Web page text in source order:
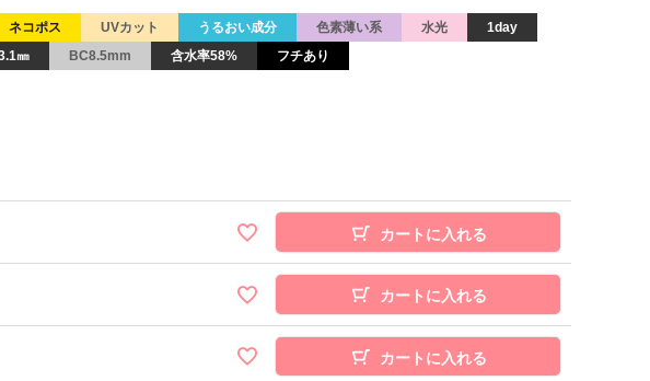
ネコポス UVカット うるおい成分 色素薄い系 水光
1day
㎜ BC8.5mm 含水率58% フチあり
カートに入れる
カートに入れる
カートに入れる